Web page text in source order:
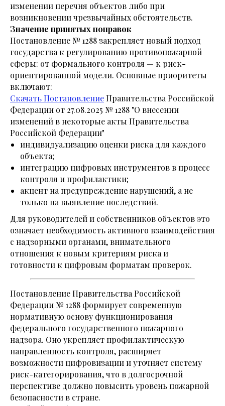
изменении перечня объектов либо при
возникновении чрезвычайных обстоятельств.
Значение принятых поправок
Постановление № 1288 закрепляет новый подход
государства к регулированию противопожарной
сферы: от формального контроля — к риск-
ориентированной модели. Основные приоритеты
включают:
Скачать ПостановлениеПравительства Российской
Федерации от 27.08.2025 № 1288 "О внесении
изменений в некоторые акты Правительства
Российской Федерации"
индивидуализацию оценки риска для каждого
объекта;
интеграцию цифровых инструментов в процесс
контроля и профилактики;
акцент на предупреждение нарушений, а не
только на выявление последствий.
Для руководителей и собственников объектов это
означает необходимость активного взаимодействия
с надзорными органами, внимательного
отношения к новым критериям риска и
готовности к цифровым форматам проверок.
Постановление Правительства Российской
Федерации № 1288 формирует современную
нормативную основу функционирования
федерального государственного пожарного
надзора. Оно укрепляет профилактическую
направленность контроля, расширяет
возможности цифровизации и уточняет систему
риск-категорирования, что в долгосрочной
перспективе должно повысить уровень пожарной
безопасности в стране.